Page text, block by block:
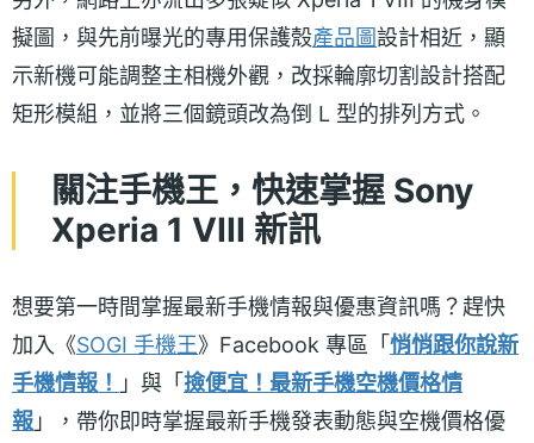
擬圖，與先前曝光的專用保護殼產品圖設計相近，顯
示新機可能調整主相機外觀，改採輪廓切割設計搭配
矩形模組，並將三個鏡頭改為倒 L 型的排列方式。
關注手機王，快速掌握 Sony
Xperia 1 VIII 新訊
想要第一時間掌握最新手機情報與優惠資訊嗎？趕快
加入《SOGI 手機王》Facebook 專區「 悄悄跟你說新
手機情報！ 」與「 撿便宜！最新手機空機價格情
報 」，帶你即時掌握最新手機發表動態與空機價格優